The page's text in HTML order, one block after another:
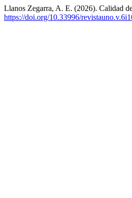
Llanos Zegarra, A. E. (2026). Calidad
https://doi.org/10.33996/